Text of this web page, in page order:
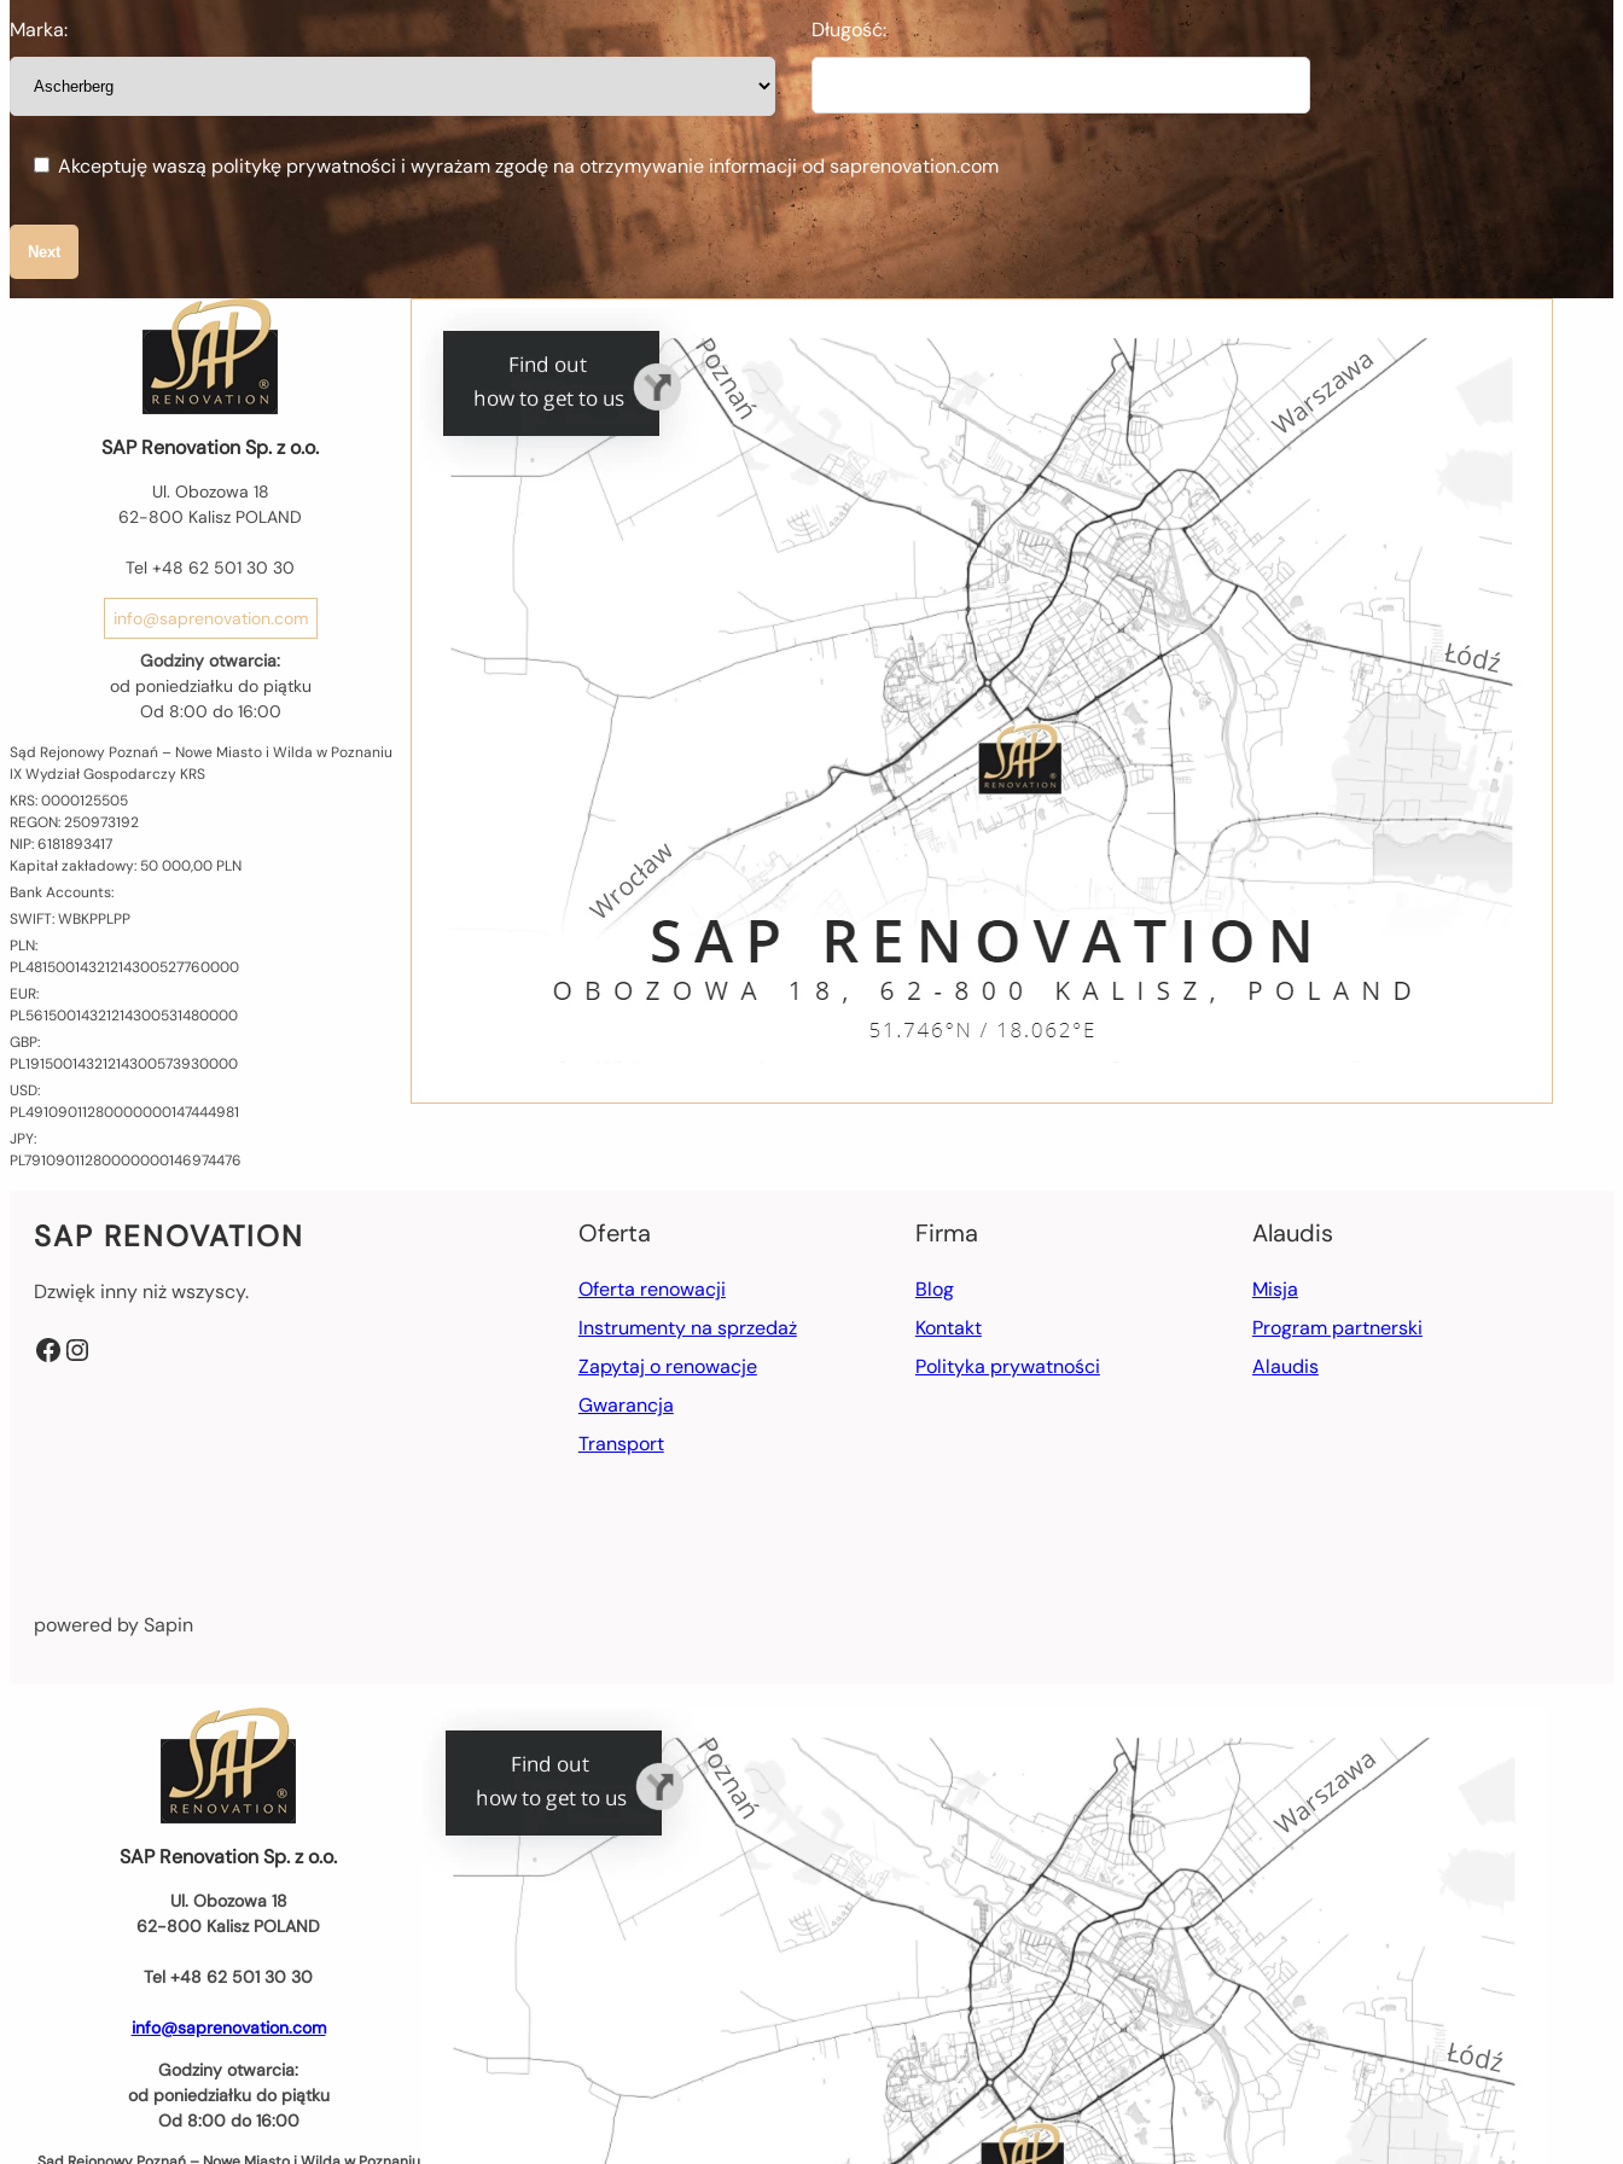
Marka: Długość:
Akceptuję waszą politykę prywatności i wyrażam zgodę na otrzymywanie informacji od saprenovation.com
Next
SAP Renovation Sp. z o.o.
Ul. Obozowa 18
62-800 Kalisz POLAND
Tel +48 62 501 30 30
info@saprenovation.com
Godziny otwarcia:
od poniedziałku do piątku
Od 8:00 do 16:00
Sąd Rejonowy Poznań – Nowe Miasto i Wilda w Poznaniu
IX Wydział Gospodarczy KRS
KRS: 0000​125​505
REGON: 2509​731​92
NIP: 618​189​34​17
Kapitał zakładowy: 50 000,00 PLN
Bank Accounts:
SWIFT: WBKP​PLPP
PLN:
PL​48​1500​1432​1214​3005​2776​0000
EUR:
PL​56​1500​1432​1214​3005​3148​0000
GBP:
PL​19​1500​1432​1214​3005​7393​0000
USD:
PL​49​1090​1128​0000​0001​4744​4981
JPY:
PL​79​1090​1128​0000​0001​4697​4476
SAP RENOVATION
Dzwięk inny niż wszyscy.
Facebook Instagram
Oferta
Oferta renowacji
Instrumenty na sprzedaż
Zapytaj o renowacje
Gwarancja
Transport
Firma
Blog
Kontakt
Polityka prywatności
Alaudis
Misja
Program partnerski
Alaudis
powered by Sapin
SAP Renovation Sp. z o.o.
Ul. Obozowa 18
62-800 Kalisz POLAND
Tel +48 62 501 30 30
info@saprenovation.com
Godziny otwarcia:
od poniedziałku do piątku
Od 8:00 do 16:00